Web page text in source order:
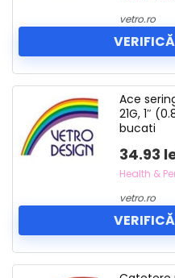
vetro.ro
Ace
21G, 1″
bucati
34.93
Health &
vetro.ro